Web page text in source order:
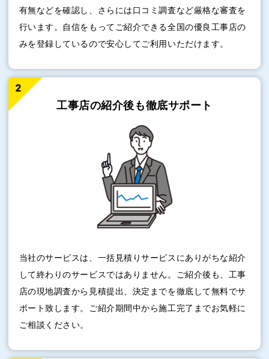
有無などを確認し、さらには口コミ調査など厳格な審査を
行います。自信をもってご紹介できる全国の優良工事店の
みを登録しているので安心してご利用いただけます。
工事店の紹介後も徹底サポート
当社のサービスは、一括見積りサービスにありがちな紹介
して終わりのサービスではありません。ご紹介後も、工事
店の現地調査から見積提出、決定までを徹底して無料でサ
ポート致します。ご紹介期間中から施工完了までお気軽に
ご相談ください。